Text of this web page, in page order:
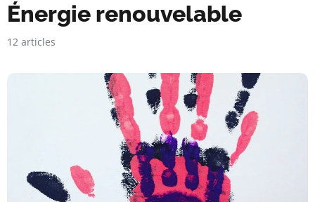
Énergie renouvelable
12 articles